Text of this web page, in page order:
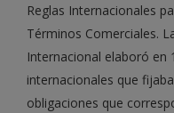
Reglas Internacionales
Términos Comerciales.
Internacional elaboró en
internacionales que
obligaciones que